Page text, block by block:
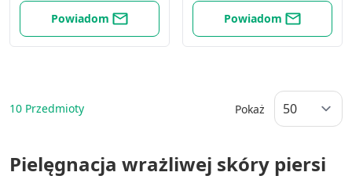
Powiadom Powiadom
10 Przedmioty Pokaż
Pielęgnacja wrażliwej skóry piersi